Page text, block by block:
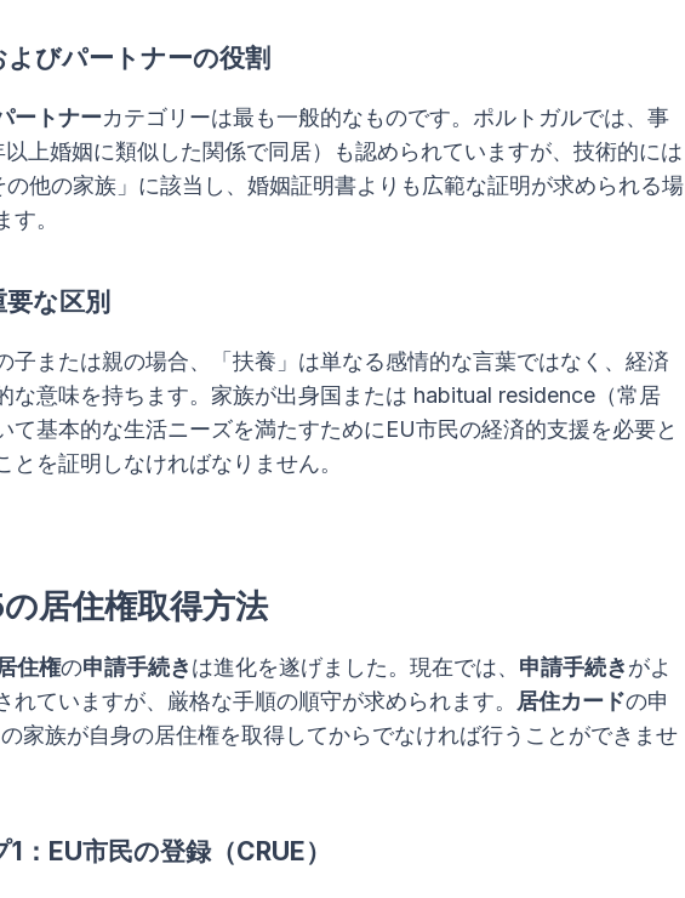
よびパートナーの役割
ートナーカテゴリーは最も一般的なものです。ポルトガルでは、事
上婚姻に類似した関係で同居）も認められていますが、技術的には
他の家族」に該当し、婚姻証明書よりも広範な証明が求められる場
す。
な区別
子または親の場合、「扶養」は単なる感情的な言葉ではなく、経済
な意味を持ちます。家族が出身国または habitual residence（常居
て基本的な生活ニーズを満たすためにEU市民の経済的支援を必要と
とを証明しなければなりません。
居住権取得方法
住権の申請手続きは進化を遂げました。現在では、 申請手続きがよ
れていますが、厳格な手順の順守が求められます。
居住カードの申
家族が自身の居住権を取得してからでなければ行うことができませ
：EU市民の登録（CRUE）